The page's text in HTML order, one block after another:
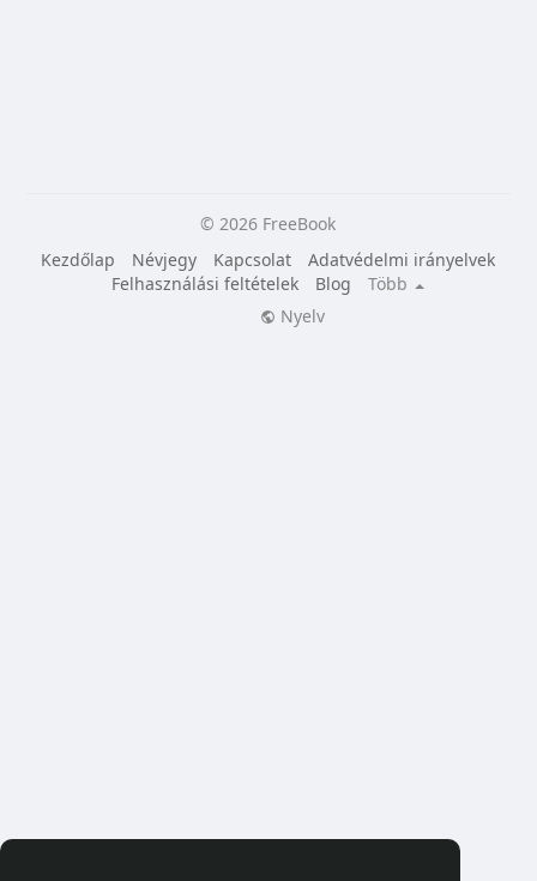
© 2026 FreeBook
Kezdőlap
Névjegy Kapcsolat
Adatvédelmi irányelvek
Felhasználási feltételek
Blog
Több
Nyelv